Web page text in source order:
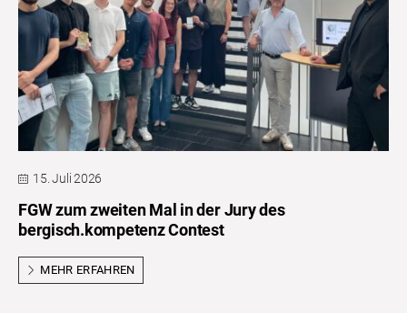
15. Juli 2026
FGW zum zweiten Mal in der Jury des
bergisch.kompetenz Contest
MEHR ERFAHREN